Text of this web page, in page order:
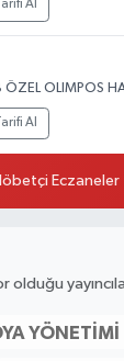
Al
OLIMPOS
Al
Eczaneler
olduğu
YÖNETIMI